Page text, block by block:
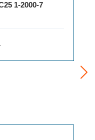
1-2000-7